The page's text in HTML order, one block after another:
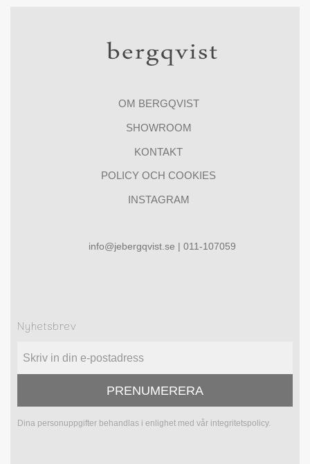
OM BERGQVIST
SHOWROOM
KONTAKT
POLICY OCH COOKIES
INSTAGRAM
info@jebergqvist.se | 011-107059
Nyhetsbrev
PRENUMERERA
Dina personuppgifter behandlas i enlighet med vår integritetspolicy.